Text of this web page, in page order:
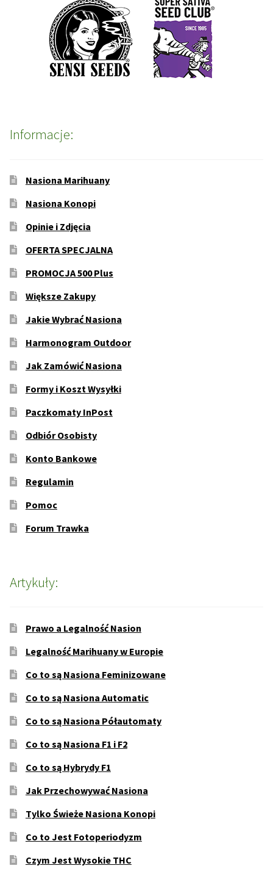
Informacje:
Nasiona Marihuany
Nasiona Konopi
Opinie i Zdjęcia
OFERTA SPECJALNA
PROMOCJA 500 Plus
Większe Zakupy
Jakie Wybrać Nasiona
Harmonogram Outdoor
Jak Zamówić Nasiona
Formy i Koszt Wysyłki
Paczkomaty InPost
Odbiór Osobisty
Konto Bankowe
Regulamin
Pomoc
Forum Trawka
Artykuły:
Prawo a Legalność Nasion
Legalność Marihuany w Europie
Co to są Nasiona Feminizowane
Co to są Nasiona Automatic
Co to są Nasiona Półautomaty
Co to są Nasiona F1 i F2
Co to są Hybrydy F1
Jak Przechowywać Nasiona
Tylko Świeże Nasiona Konopi
Co to Jest Fotoperiodyzm
Czym Jest Wysokie THC